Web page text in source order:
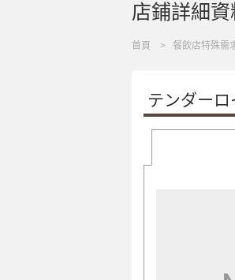
店鋪詳細資
首頁 餐飲店特殊需
テンダーロ